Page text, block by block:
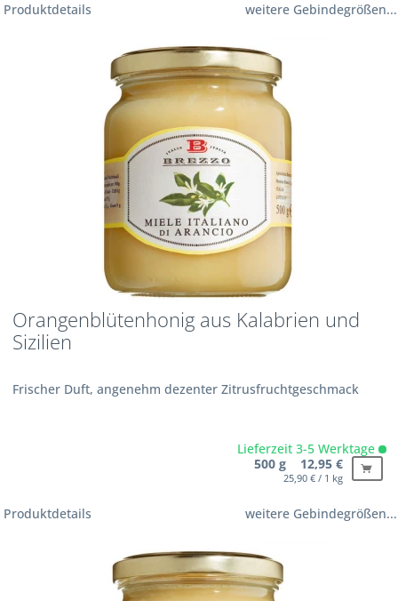
Produktdetails weitere Gebindegrößen...
Orangenblütenhonig aus Kalabrien und
Sizilien
Frischer Duft, angenehm dezenter Zitrusfruchtgeschmack
Lieferzeit 3-5 Werktage
500 g 12,95 €
25,90 € / 1 kg
Produktdetails weitere Gebindegrößen...